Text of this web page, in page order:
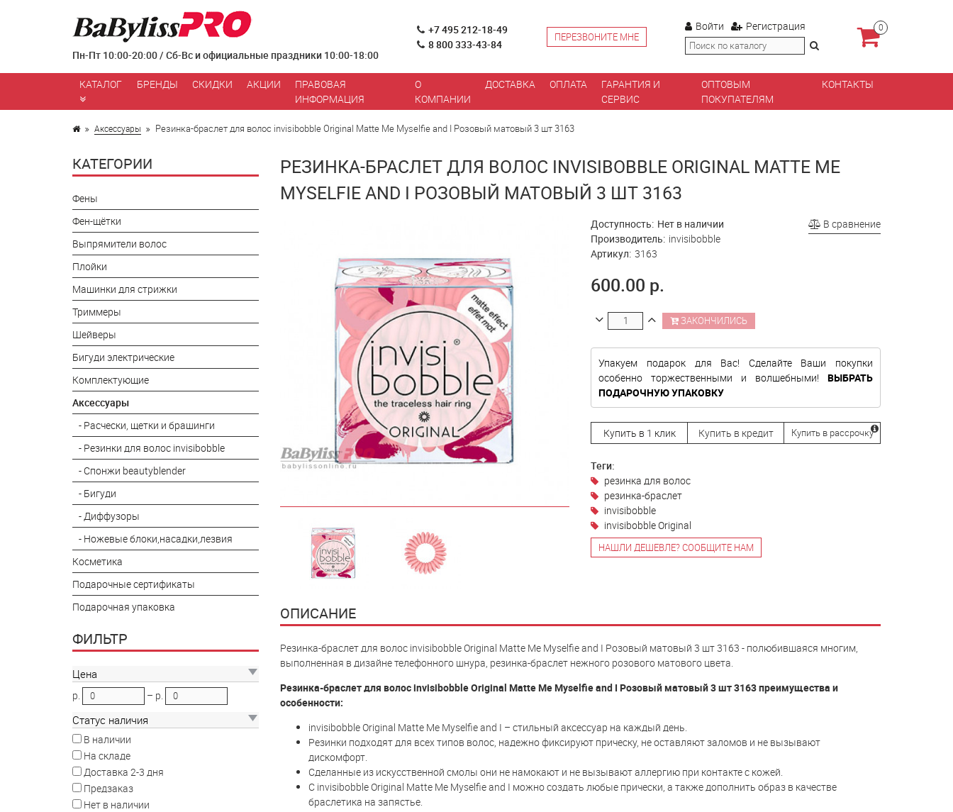
Пн-Пт 10:00-20:00 / Сб-Вс и официальные праздники 10:00-18:00
+7 495 212-18-49
8 800 333-43-84
ПЕРЕЗВОНИТЕ МНЕ
Войти Регистрация 0
КАТАЛОГ БРЕНДЫ СКИДКИ АКЦИИ
ПРАВОВАЯ
ИНФОРМАЦИЯ
О
КОМПАНИИ
ДОСТАВКА ОПЛАТА
ГАРАНТИЯ И
СЕРВИС
ОПТОВЫМ
ПОКУПАТЕЛЯМ
КОНТАКТЫ
Аксессуары Резинка-браслет для волос invisibobble Original Matte Me Myselfie and I Розовый матовый 3 шт 3163
КАТЕГОРИИ
Фены
Фен-щётки
Выпрямители волос
Плойки
Машинки для стрижки
Триммеры
Шейверы
Бигуди электрические
Комплектующие
Аксессуары
- Расчески, щетки и брашинги
- Резинки для волос invisibobble
- Спонжи beautyblender
- Бигуди
- Диффузоры
- Ножевые блоки,насадки,лезвия
Косметика
Подарочные сертификаты
Подарочная упаковка
ФИЛЬТР
Цена
р. – р.
Статус наличия
В наличии
На складе
Доставка 2-3 дня
Предзаказ
Нет в наличии
РЕЗИНКА-БРАСЛЕТ ДЛЯ ВОЛОС INVISIBOBBLE ORIGINAL MATTE ME
MYSELFIE AND I РОЗОВЫЙ МАТОВЫЙ 3 ШТ 3163
В сравнение
Доступность: Нет в наличии
Производитель: invisibobble
Артикул: 3163
600.00 р.
ЗАКОНЧИЛИСЬ
Упакуем подарок для Вас! Сделайте Ваши покупки
особенно торжественными и волшебными! ВЫБРАТЬ
ПОДАРОЧНУЮ УПАКОВКУ
Купить в 1 клик Купить в кредит Купить в рассрочку
Теги:
резинка для волос
резинка-браслет
invisibobble
invisibobble Original
НАШЛИ ДЕШЕВЛЕ? СООБЩИТЕ НАМ
ОПИСАНИЕ
Резинка-браслет для волос invisibobble Original Matte Me Myselfie and I Розовый матовый 3 шт 3163 - полюбившаяся многим,
выполненная в дизайне телефонного шнура, резинка-браслет нежного розового матового цвета.
Резинка-браслет для волос invisibobble Original Matte Me Myselfie and I Розовый матовый 3 шт 3163 преимущества и
особенности:
invisibobble Original Matte Me Myselfie and I – стильный аксессуар на каждый день.
Резинки подходят для всех типов волос, надежно фиксируют прическу, не оставляют заломов и не вызывают
дискомфорт.
Сделанные из искусственной смолы они не намокают и не вызывают аллергию при контакте с кожей.
С invisibobble Original Matte Me Myselfie and I можно создать любые прически, а также дополнить образ в качестве
браслетика на запястье.